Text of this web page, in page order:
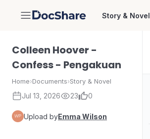
DocShare Story & Novel
Colleen Hoover -
Confess - Pengakuan
Home›Documents›Story & Novel
Jul 13, 2026 23 0
Upload byEmma Wilson